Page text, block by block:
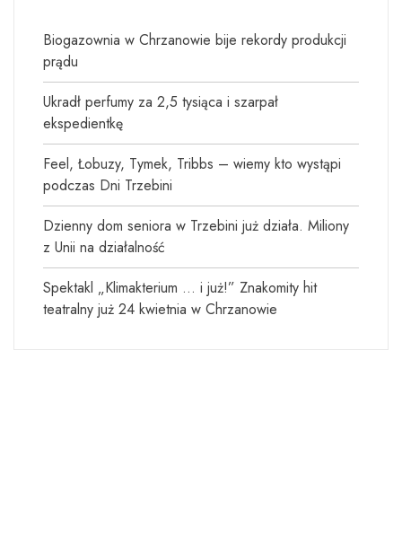
Biogazownia w Chrzanowie bije rekordy produkcji
prądu
Ukradł perfumy za 2,5 tysiąca i szarpał
ekspedientkę
Feel, Łobuzy, Tymek, Tribbs – wiemy kto wystąpi
podczas Dni Trzebini
Dzienny dom seniora w Trzebini już działa. Miliony
z Unii na działalność
Spektakl „Klimakterium … i już!” Znakomity hit
teatralny już 24 kwietnia w Chrzanowie